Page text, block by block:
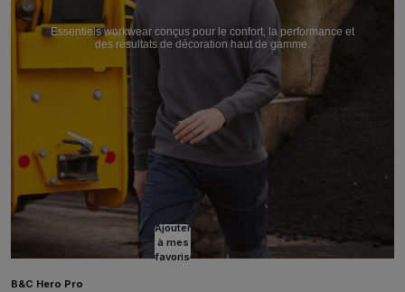
Essentiels workwear conçus pour le confort, la performance et
des résultats de décoration haut de gamme.
Ajouter
à mes
favoris
B&C Hero Pro